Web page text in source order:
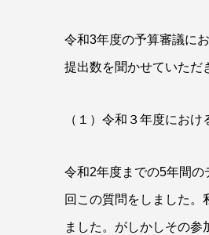
令和3年度の予算審議に
提出数を聞かせていただ
（１）令和３年度にお
令和2年度までの5年間
回この質問をしました。
ました。がしかしその参